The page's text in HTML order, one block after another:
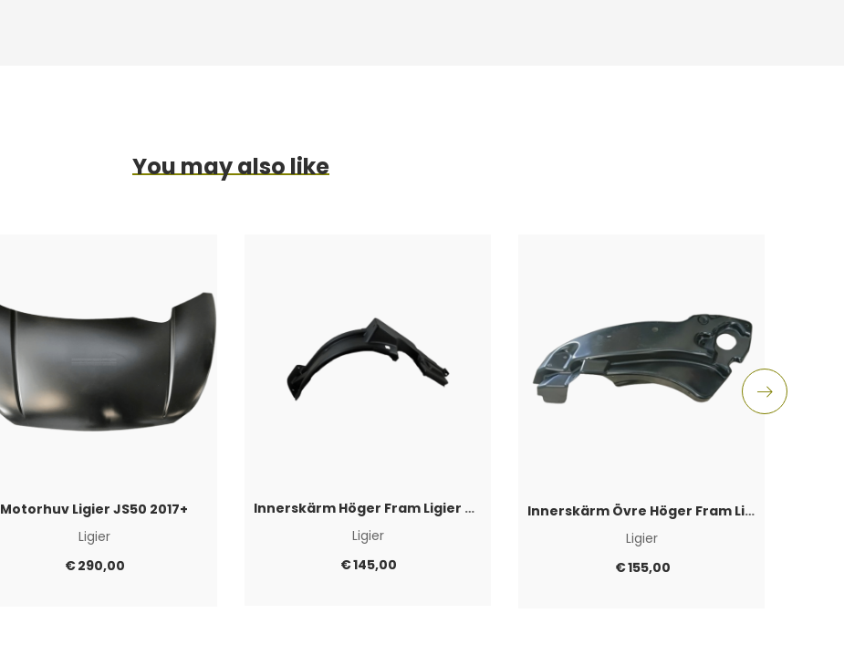
You may also like
Motorhuv Ligier JS50 2017+
Ligier
€290,00
Innerskärm Höger Fram Ligier JS50 2017+
Ligier
€145,00
Innerskärm Övre Höger Fram Ligier JS50 2017+
Ligier
€155,00